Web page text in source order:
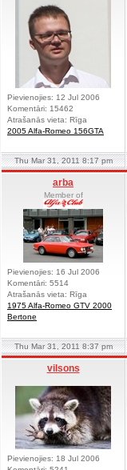
Pievienojies: 12 Jul 2006
Komentāri: 15462
Atrašanās vieta: Rīga
2005 Alfa-Romeo 156GTA
Thu Mar 31, 2011 8:17 pm
arba
Member of
Pievienojies: 16 Jul 2006
Komentāri: 5514
Atrašanās vieta: Rīga
1975 Alfa-Romeo GTV 2000
Bertone
Thu Mar 31, 2011 8:37 pm
vilsons
Pievienojies: 18 Jul 2006